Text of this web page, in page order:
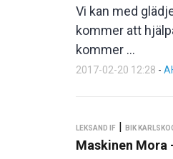
Vi kan med
kommer att
kommer ...
2017-02-20 12:28 -
LEKSAND IF | BIK
Maskinen Mora